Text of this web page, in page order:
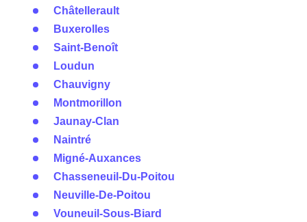
Châtellerault
Buxerolles
Saint-Benoît
Loudun
Chauvigny
Montmorillon
Jaunay-Clan
Naintré
Migné-Auxances
Chasseneuil-Du-Poitou
Neuville-De-Poitou
Vouneuil-Sous-Biard